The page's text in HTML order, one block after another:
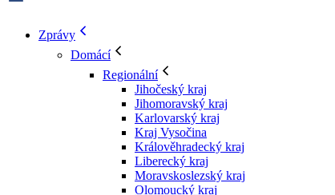
Zprávy
Domácí
Regionální
Jihočeský kraj
Jihomoravský kraj
Karlovarský kraj
Kraj Vysočina
Králověhradecký kraj
Liberecký kraj
Moravskoslezský kraj
Olomoucký kraj